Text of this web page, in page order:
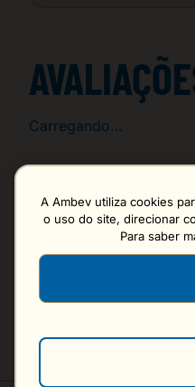
Carregando…
Mais
Carregando
A Ambev utiliza cookies
o uso do site, direcionar
Para saber